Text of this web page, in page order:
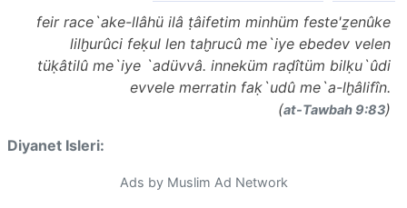
feir race`ake-llâhü ilâ ṭâifetim minhüm feste'ẕenûke
lilḫurûci feḳul len taḫrucû me`iye ebedev velen
tüḳâtilû me`iye `adüvvâ. inneküm raḍîtüm bilḳu`ûdi
evvele merratin faḳ`udû me`a-lḫâlifîn.
(at-Tawbah 9:83)
Diyanet Isleri:
Ads by Muslim Ad Network